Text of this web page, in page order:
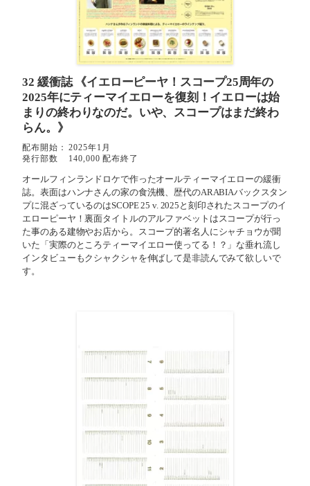
32 緩衝誌《イエローピーヤ！スコープ25周年の
2025年にティーマイエローを復刻！イエローは始
まりの終わりなのだ。いや、スコープはまだ終わ
らん。》
配布開始：
2025年1月
発行部数
140,000 配布終了
オールフィンランドロケで作ったオールティーマイエローの緩衝
誌。表面はハンナさんの家の食洗機、歴代のARABIAバックスタン
プに混ざっているのはSCOPE 25 v. 2025と刻印されたスコープのイ
エローピーヤ！裏面タイトルのアルファベットはスコープが行っ
た事のある建物やお店から。スコープ的著名人にシャチョウが聞
いた「実際のところティーマイエロー使ってる！？」な垂れ流し
インタビューもクシャクシャを伸ばして是非読んでみて欲しいで
す。⁡⁡⁡⁡⁡⁡